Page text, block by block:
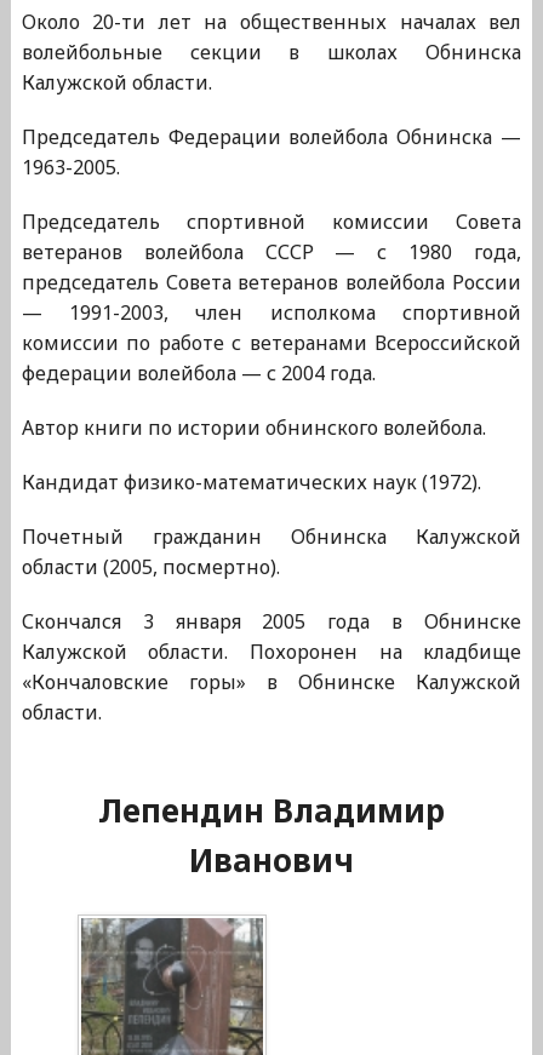
Около 20-ти лет на общественных началах вел
волейбольные секции в школах Обнинска
Калужской области.
Председатель Федерации волейбола Обнинска —
1963-2005.
Председатель спортивной комиссии Совета
ветеранов волейбола СССР — с 1980 года,
председатель Совета ветеранов волейбола России
— 1991-2003, член исполкома спортивной
комиссии по работе с ветеранами Всероссийской
федерации волейбола — с 2004 года.
Автор книги по истории обнинского волейбола.
Кандидат физико-математических наук (1972).
Почетный гражданин Обнинска Калужской
области (2005, посмертно).
Скончался 3 января 2005 года в Обнинске
Калужской области. Похоронен на кладбище
«Кончаловские горы» в Обнинске Калужской
области.
Лепендин Владимир
Иванович